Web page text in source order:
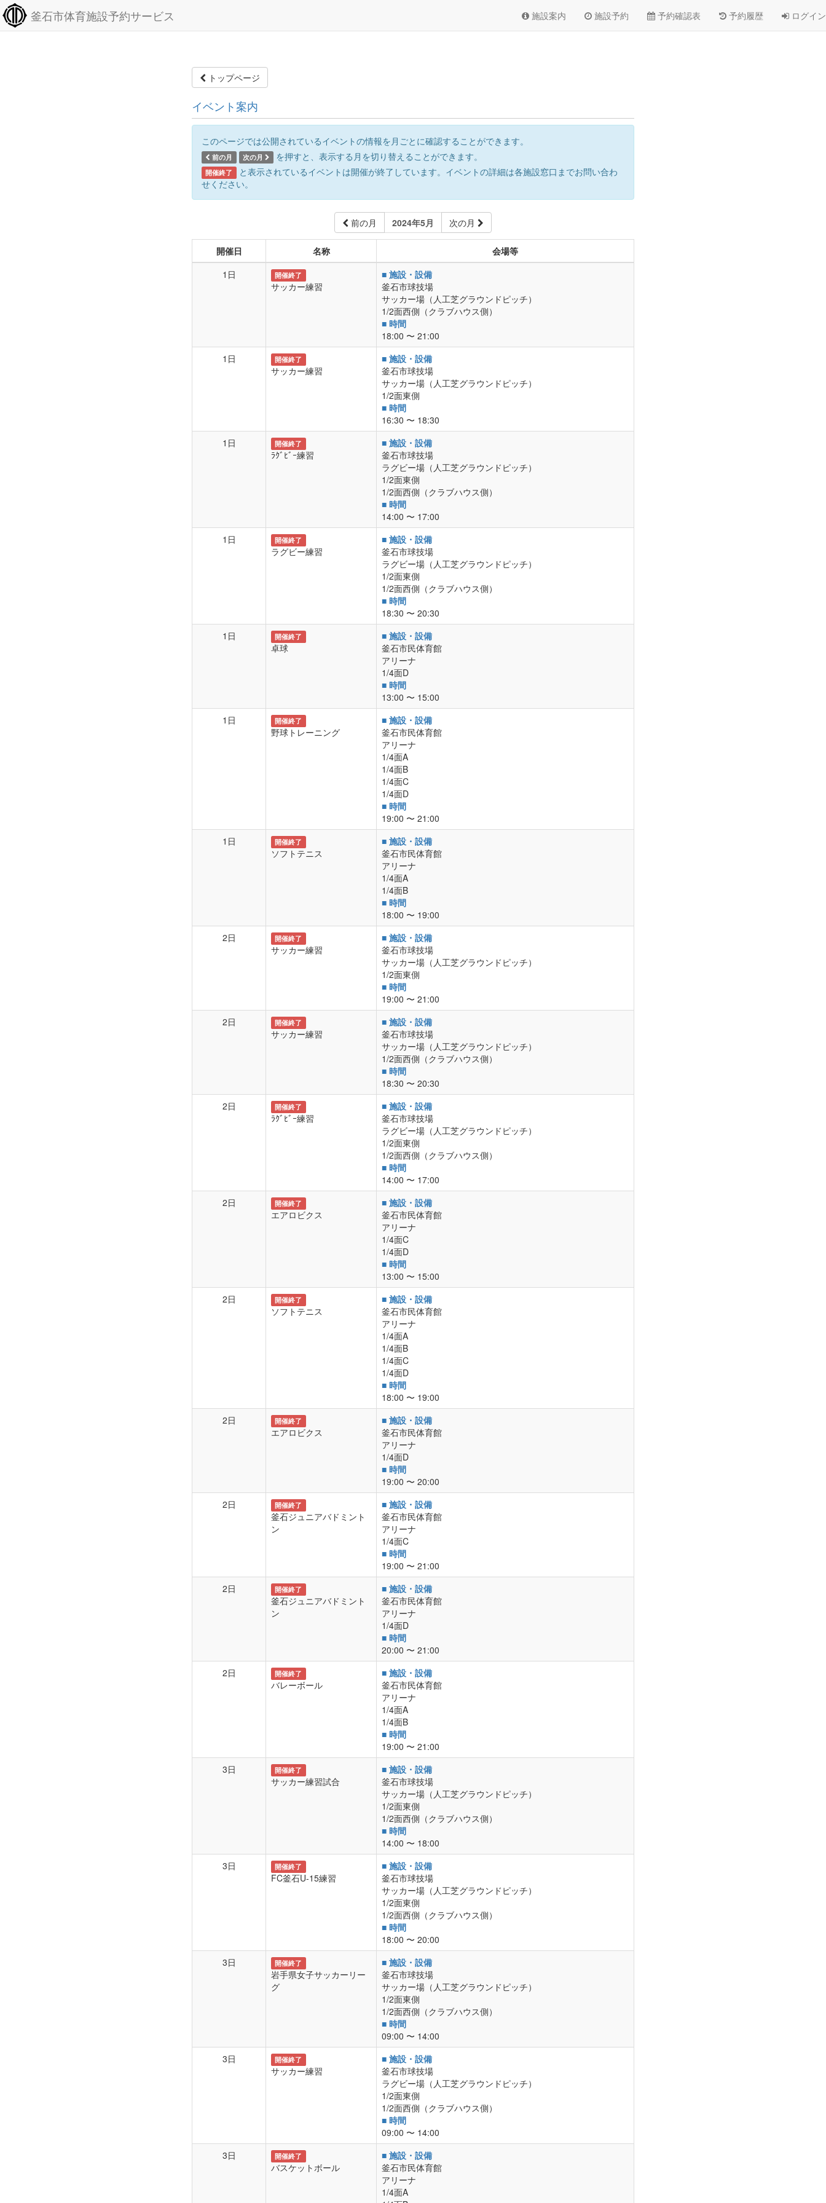
釜石市体育施設予約サービス 施設案内 施設予約 予約確認表 予約履歴 ログイン
トップページ
イベント案内
このページでは公開されているイベントの情報を月ごとに確認することができます。
前の月 次の月 を押すと、表示する月を切り替えることができます。
開催終了 と表示されているイベントは開催が終了しています。イベントの詳細は各施設窓口までお問い合わ
せください。
前の月 2024年5月 次の月
開催日 名称
会場等
1日
開催終了
サッカー練習
■ 施設・設備
釜石市球技場
サッカー場（人工芝グラウンドピッチ）
1/2面西側（クラブハウス側）
■ 時間
18:00 〜 21:00
1日
開催終了
サッカー練習
■ 施設・設備
釜石市球技場
サッカー場（人工芝グラウンドピッチ）
1/2面東側
■ 時間
16:30 〜 18:30
1日
開催終了
ﾗｸﾞﾋﾞｰ練習
■ 施設・設備
釜石市球技場
ラグビー場（人工芝グラウンドピッチ）
1/2面東側
1/2面西側（クラブハウス側）
■ 時間
14:00 〜 17:00
1日
開催終了
ラグビー練習
■ 施設・設備
釜石市球技場
ラグビー場（人工芝グラウンドピッチ）
1/2面東側
1/2面西側（クラブハウス側）
■ 時間
18:30 〜 20:30
1日
開催終了
卓球
■ 施設・設備
釜石市民体育館
アリーナ
1/4面D
■ 時間
13:00 〜 15:00
1日
開催終了
野球トレーニング
■ 施設・設備
釜石市民体育館
アリーナ
1/4面A
1/4面B
1/4面C
1/4面D
■ 時間
19:00 〜 21:00
1日
開催終了
ソフトテニス
■ 施設・設備
釜石市民体育館
アリーナ
1/4面A
1/4面B
■ 時間
18:00 〜 19:00
2日
開催終了
サッカー練習
■ 施設・設備
釜石市球技場
サッカー場（人工芝グラウンドピッチ）
1/2面東側
■ 時間
19:00 〜 21:00
2日
開催終了
サッカー練習
■ 施設・設備
釜石市球技場
サッカー場（人工芝グラウンドピッチ）
1/2面西側（クラブハウス側）
■ 時間
18:30 〜 20:30
2日
開催終了
ﾗｸﾞﾋﾞｰ練習
■ 施設・設備
釜石市球技場
ラグビー場（人工芝グラウンドピッチ）
1/2面東側
1/2面西側（クラブハウス側）
■ 時間
14:00 〜 17:00
2日
開催終了
エアロビクス
■ 施設・設備
釜石市民体育館
アリーナ
1/4面C
1/4面D
■ 時間
13:00 〜 15:00
2日
開催終了
ソフトテニス
■ 施設・設備
釜石市民体育館
アリーナ
1/4面A
1/4面B
1/4面C
1/4面D
■ 時間
18:00 〜 19:00
2日
開催終了
エアロビクス
■ 施設・設備
釜石市民体育館
アリーナ
1/4面D
■ 時間
19:00 〜 20:00
2日
開催終了
釜石ジュニアバドミント
ン
■ 施設・設備
釜石市民体育館
アリーナ
1/4面C
■ 時間
19:00 〜 21:00
2日
開催終了
釜石ジュニアバドミント
ン
■ 施設・設備
釜石市民体育館
アリーナ
1/4面D
■ 時間
20:00 〜 21:00
2日
開催終了
バレーボール
■ 施設・設備
釜石市民体育館
アリーナ
1/4面A
1/4面B
■ 時間
19:00 〜 21:00
3日
開催終了
サッカー練習試合
■ 施設・設備
釜石市球技場
サッカー場（人工芝グラウンドピッチ）
1/2面東側
1/2面西側（クラブハウス側）
■ 時間
14:00 〜 18:00
3日
開催終了
FC釜石U-15練習
■ 施設・設備
釜石市球技場
サッカー場（人工芝グラウンドピッチ）
1/2面東側
1/2面西側（クラブハウス側）
■ 時間
18:00 〜 20:00
3日
開催終了
岩手県女子サッカーリー
グ
■ 施設・設備
釜石市球技場
サッカー場（人工芝グラウンドピッチ）
1/2面東側
1/2面西側（クラブハウス側）
■ 時間
09:00 〜 14:00
3日
開催終了
サッカー練習
■ 施設・設備
釜石市球技場
ラグビー場（人工芝グラウンドピッチ）
1/2面東側
1/2面西側（クラブハウス側）
■ 時間
09:00 〜 14:00
3日
開催終了
バスケットボール
■ 施設・設備
釜石市民体育館
アリーナ
1/4面A